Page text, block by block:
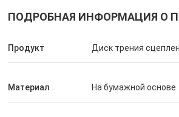
Абдул Вирендер
Наша компания всегда покупает OEM-
ПОДРОБНАЯ ИНФОРМАЦИЯ О
Продукт Диск трения
Материал На бумажной основе